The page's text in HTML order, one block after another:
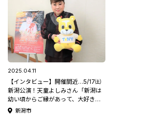
2025.04.11
【インタビュー】開催間近…5/17㈯
新潟公演！天童よしみさん「新潟は
幼い頃からご縁があって、大好きな
んです」
新潟市